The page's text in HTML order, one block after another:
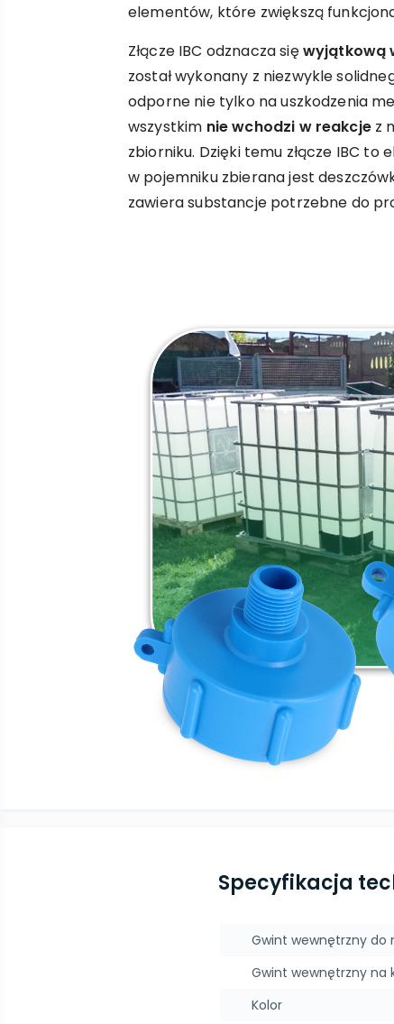
elementów, które zwiększą
Złącze IBC odznacza sięwyjątkową
został wykonany z niezwykle
odporne nie tylko na uszkodzenia
wszystkim nie wchodzi w reakcjez
zbiorniku. Dzięki temu złącze IBC to
w pojemniku zbierana jest
zawiera substancje potrzebne do
Specyfikacja
Gwint wewnętrzny do
Gwint wewnętrzny na
Kolor